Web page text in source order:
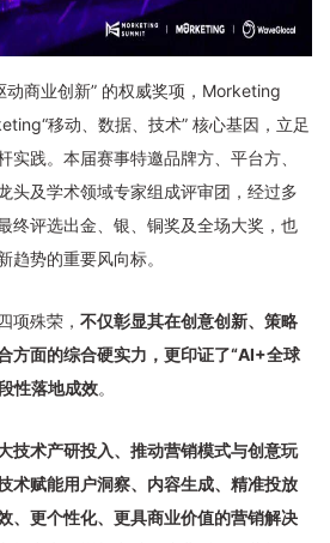
动商业创新” 的权威奖项，Morketing
移动、数据、技术” 核心基因，立足
实践。本届赛事特邀品牌方、平台方、
头及学术领域专家组成评审团，经过多
终评选出金、银、铜奖及全场大奖，也
趋势的重要风向标。
项殊荣， 不仅彰显其在创意创新、策略
方面的综合硬实力，更印证了“AI+全球
性落地成效。
技术产研投入、推动营销模式与创意玩
术赋能用户洞察、内容生成、精准投放
、更个性化、更具商业价值的营销解决